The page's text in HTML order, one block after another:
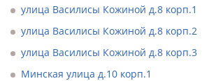
улица Василисы Кожиной д.8 корп.1
улица Василисы Кожиной д.8 корп.2
улица Василисы Кожиной д.8 корп.3
Минская улица д.10 корп.1